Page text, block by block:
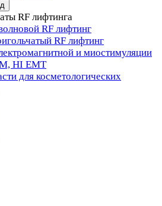
RF лифтинга
RF лифтинг
RF лифтинг
и миостимуляции
HI EMT
для косметологических